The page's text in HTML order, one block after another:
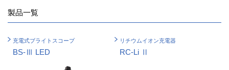
製品一覧
充電式ブライトスコープ
BS-Ⅲ LED
リチウムイオン充電器
RC-Li Ⅱ